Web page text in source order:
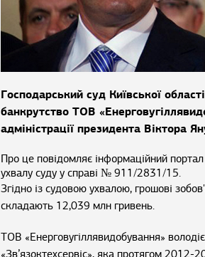
Господарський суд Київської
банкрутство ТОВ
адміністрації президента Віктора
Про це повідомляє інформаційний портал
ухвалу суду у справі № 911/2831/15.
Згідно із судовою ухвалою, грошові
складають 12,039 млн гривень.
ТОВ «Енерговугіллявидобування»
«Зв’язоктехсервіс», яка протягом